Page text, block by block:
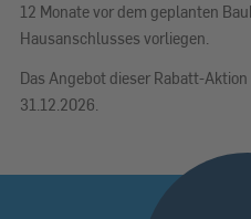
12 Monate vor dem geplanten
Hausanschlusses vorliegen.
Das Angebot dieser Rabatt-
31.12.2026.